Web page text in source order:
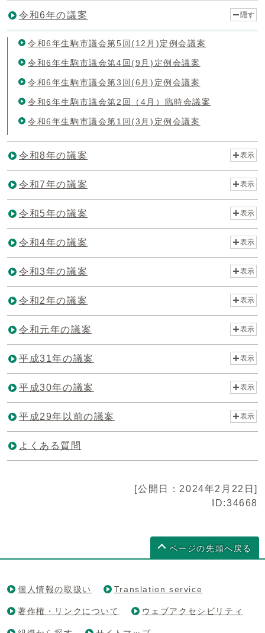
令和6年の議案 隠す
令和6年生駒市議会第5回(12月)定例会議案
令和6年生駒市議会第4回(9月)定例会議案
令和6年生駒市議会第3回(6月)定例会議案
令和6年生駒市議会第2回（4月）臨時会議案
令和6年生駒市議会第1回(3月)定例会議案
令和8年の議案 表示
令和7年の議案 表示
令和5年の議案 表示
令和4年の議案 表示
令和3年の議案 表示
令和2年の議案 表示
令和元年の議案 表示
平成31年の議案 表示
平成30年の議案 表示
平成29年以前の議案 表示
よくある質問
[公開日：2024年2月22日]
ID:34668
ページの先頭へ戻る
個人情報の取扱い Translation service
著作権・リンクについて ウェブアクセシビリティ